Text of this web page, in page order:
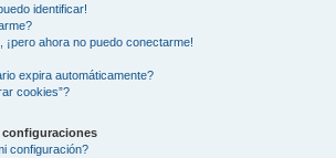
identificar!
¡pero ahora no puedo conectarme!
expira automáticamente?
cookies”?
configuraciones
configuración?